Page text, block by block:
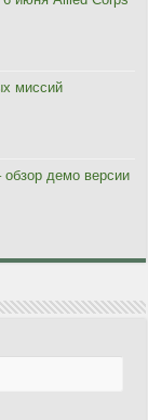
миссий
демо версии